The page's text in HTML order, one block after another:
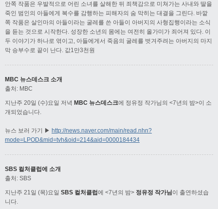
안쪽 작품은 우발적으로 어린 소녀를 살해한 뒤 죄책감으로 미쳐가는 사내와 딸을
죽인 범인의 아들에게 복수를 감행하는 피해자의 숨 막히는 대결을 그린다. 바깥
쪽 작품은 살인마의 아들이라는 굴레를 쓴 아들이 아버지의 사형집행이라는 소식
을 듣는 것으로 시작한다. 성장한 소년의 몸에는 여전히 올가미가 죄어져 있다. 이
두 이야기가 하나로 엮이고, 아들에게서 죽음의 굴레를 벗겨주려는 아버지의 마지
막 승부수로 끝이 난다. 값1만3천원
MBC 뉴스데스크 소개
출처: MBC
지난주 20일 (수)요일 저녁 MBC 뉴스데스크에 정유정 작가님의 <7년의 밤>이 소
개되었습니다.
뉴스 보러 가기 ▶ http://news.naver.com/main/read.nhn?
mode=LPOD&mid=tvh&oid=214&aid=0000184434
SBS 컬처클럽에 소개
출처: SBS
지난주 21일 (목)요일 SBS 컬처클럽에 <7년의 밤> 정유정 작가님 이 출연하셨습
니다.